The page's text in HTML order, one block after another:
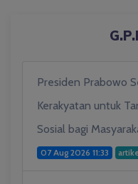
Presiden Prabowo
Kerakyatan untuk
Sosial bagi
07 Aug 2026 11:33